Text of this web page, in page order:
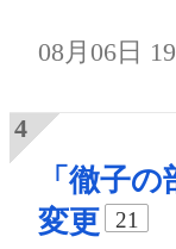
08月06日
「徹子
変更
21